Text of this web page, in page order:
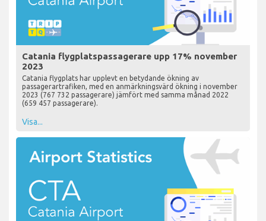
Catania flygplatspassagerare upp 17% november
2023
Catania flygplats har upplevt en betydande ökning av
passagerartrafiken, med en anmärkningsvärd ökning i november
2023 (767 732 passagerare) jämfört med samma månad 2022
(659 457 passagerare).
Visa...